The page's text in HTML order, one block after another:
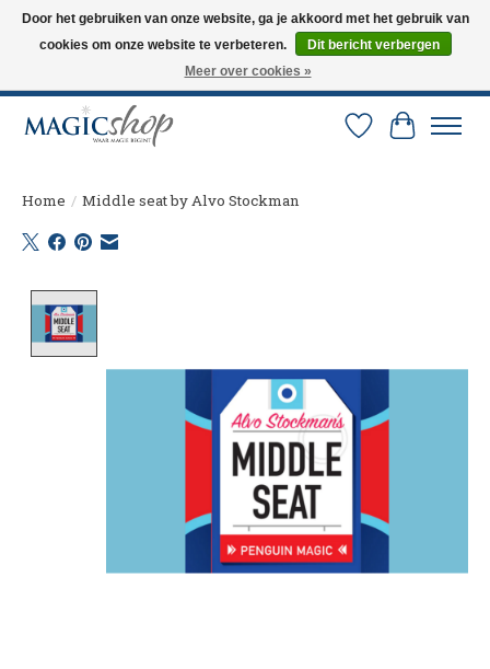
Altijd de nieuwste trucs op voorraad. Snelle verzending via PostNL en DHL.
Langskomen in onze winkel? Bel of mail om een afspraak te maken. 0251-
Verlanglijst
Home / Middle seat by Alvo Stockman
Door het gebruiken van onze website, ga je akkoord met het gebruik van
cookies om onze website te verbeteren.
Dit bericht verbergen
Meer over cookies »